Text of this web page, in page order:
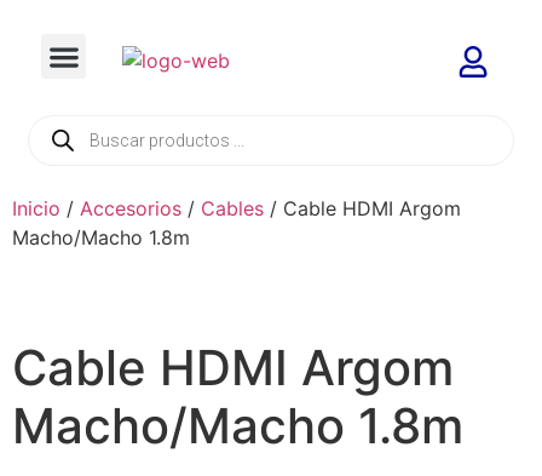
Inicio / Accesorios / Cables / Cable HDMI Argom
Macho/Macho 1.8m
Cable HDMI Argom
Macho/Macho 1.8m